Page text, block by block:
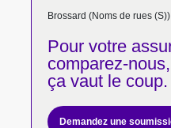
Brossard (Noms de rues (S))
Pour votre
comparez-nous,
ça vaut le coup.
Demandez une